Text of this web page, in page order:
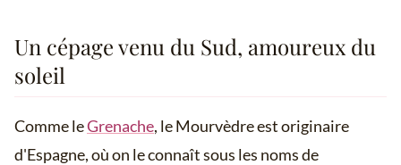
Un cépage venu du Sud, amoureux du
soleil
Comme leGrenache, le Mourvèdre est originaire
d'Espagne, où on le connaît sous les noms de